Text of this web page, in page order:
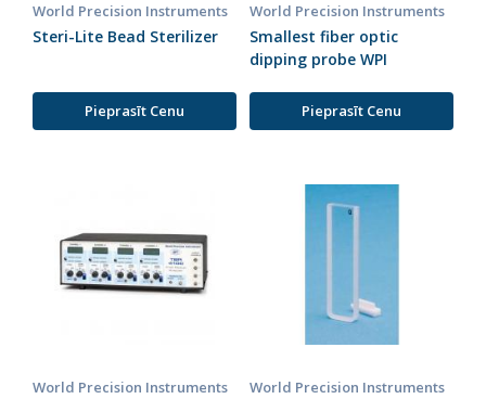
World Precision Instruments
Steri-Lite Bead Sterilizer
Pieprasīt Cenu
World Precision Instruments
Smallest fiber optic
dipping probe WPI
Pieprasīt Cenu
World Precision Instruments World Precision Instruments